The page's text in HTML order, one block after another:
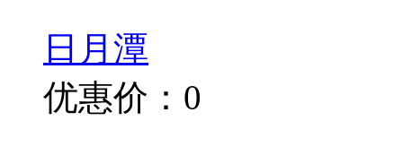
日月潭
优惠价：0